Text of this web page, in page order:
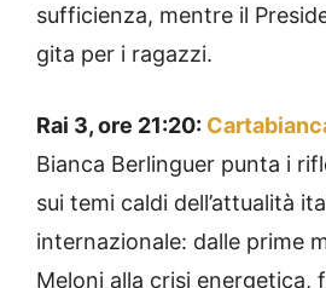
sufficienza, mentre il
gita per i ragazzi.
Rai 3, ore 21:20:
Bianca Berlinguer punta i
sui temi caldi dell’attualità
internazionale: dalle prime
Meloni alla crisi energetica,